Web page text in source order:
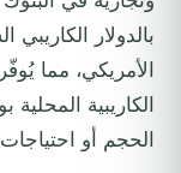
الأمريكي، مما
الكاريبية
الحجم أو